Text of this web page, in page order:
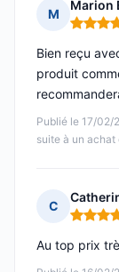
M
Marion
Note : 5
Publié le 17/02/
suite à un
Bien reçu
produit
C
Note : 5
Au top prix